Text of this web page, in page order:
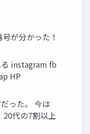
が分かった！
instagram fb
HP
った。 今は
20代の7割以上